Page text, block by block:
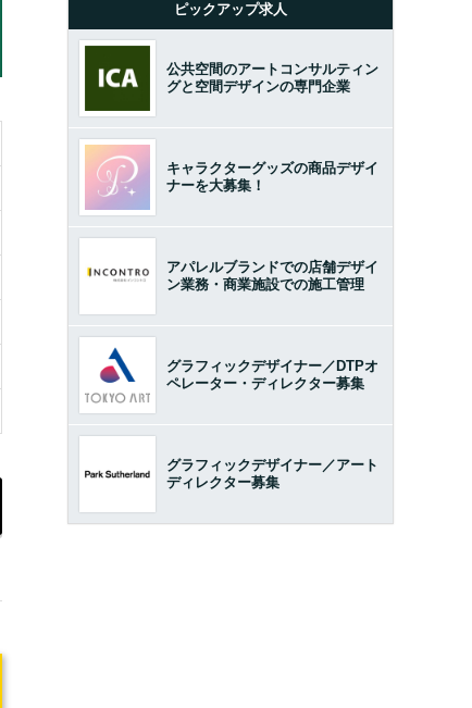
ピックアップ求人
公共空間のアートコンサルティン
グと空間デザインの専門企業
キャラクターグッズの商品デザイ
ナーを大募集！
アパレルブランドでの店舗デザイ
ン業務・商業施設での施工管理
グラフィックデザイナー／DTPオ
ペレーター・ディレクター募集
グラフィックデザイナー／アート
ディレクター募集